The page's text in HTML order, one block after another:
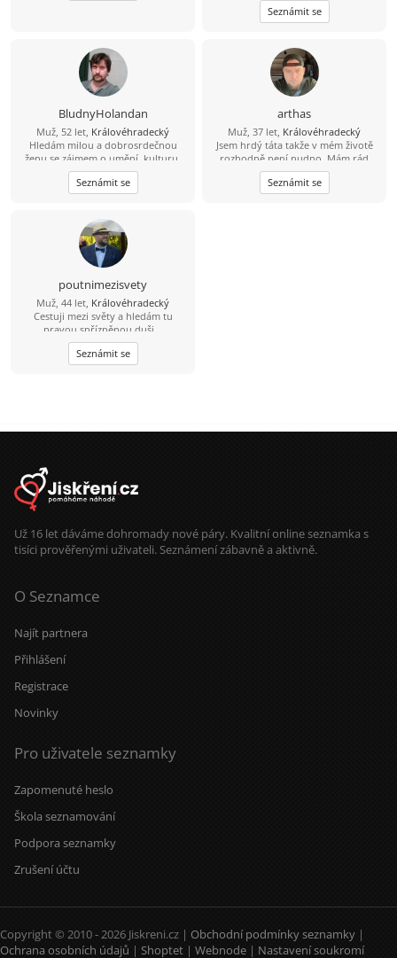
rád ... :-)
Seznámit se
BludnyHolandan
Muž, 52 let, Královéhradecký
Hledám milou a dobrosrdečnou
ženu se zájmem o umění, kulturu,
památky a láskou ke zvířatům a
přírodě. Rád bych s takovou ženou
spoluprožíval hezké chvíle a
Seznámit se
arthas
Muž, 37 let, Královéhradecký
Jsem hrdý táta takže v mém životě
rozhodně není nudno. Mám rád
aktivní odpočinek – vyrazit na
procházku, do přírody nebo na výlet
je pro mě ideální způsob, jak vyčistit
Seznámit se
poutnimezisvety
Muž, 44 let, Královéhradecký
Cestuji mezi světy a hledám tu
pravou spřízněnou duši...
Seznámit se
Už 16 let dáváme dohromady nové páry. Kvalitní online seznamka s
tisíci prověřenými uživateli. Seznámení zábavně a aktivně.
O Seznamce
Najít partnera
Přihlášení
Registrace
Novinky
Pro uživatele seznamky
Zapomenuté heslo
Škola seznamování
Podpora seznamky
Zrušení účtu
Copyright © 2010 - 2026 Jiskreni.cz | Obchodní podmínky seznamky |
Ochrana osobních údajů | Shoptet | Webnode | Nastavení soukromí